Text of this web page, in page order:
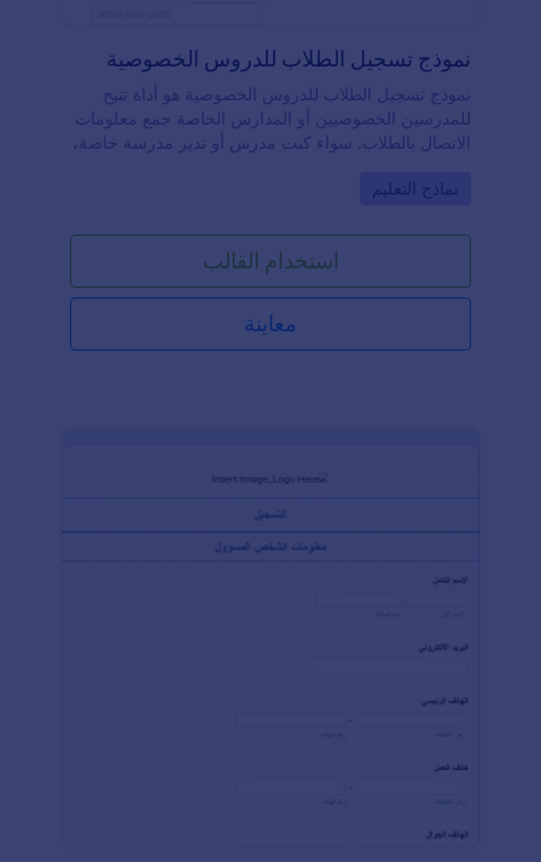
نموذج تسجيل الطلاب للدروس الخصوصية
نموذج تسجيل الطلاب للدروس الخصوصية هو أداة تتيح
للمدرسين الخصوصيين أو المدارس الخاصة جمع معلومات
الاتصال بالطلاب. سواء كنت مدرس أو تدير مدرسة خاصة،
المجاني على موقعك لتسهيل تواصل الطلاب معك!بكل
التي تحتاجها، ثم قم بتضمينه في موقعك وابدأ بجمع المزيد
من المعلومات حول طلابك. هل ترغب في إضافة شعارك،
استخدام ألوان مختلفة، أو تحديث صورة الخلفية؟ استخدم
أداة إنشاء النماذج المجانية للحصول على المظهر الذي
تريده بالضبط.إذا كنت تريد دمج هذا النموذج مع نموذج آخر
باستخدام نموذج تسجيل الطلاب للدروس الخصوصية
Go to Category:
نماذج التعليم
استخدام القالب
معاينة